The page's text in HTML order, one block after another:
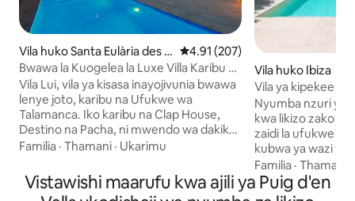
Vila huko Santa Eulària des Ri
u
Ukadiriaji wa wastani wa 4.91
4.91 (207)
Bwawa la Kuogelea la Luxe Villa Karibu na
Ufukwe na Mji wa Ibiza
Vila Lui, vila ya kisasa inayojivunia bwawa
lenye joto, karibu na Ufukwe wa
Talamanca. Iko karibu na Clap House,
Destino na Pacha, ni mwendo wa dakika
5 tu kwa gari kwenda jiji la Ibiza. Furahia
Televisheni mahiri na mabafu ya
chumbani katika kila chumba, pamoja na
Familia · Thamani · Ukarimu
Vila huko Ibiza
Vila ya kipekee
D’en Bossa
Nyumba nzuri ya
kwa likizo zako
zaidi la ufukwe wa Bossa na sehemu
kubwa ya wazi ya
jipya kabisa,
mitende ya kijani
hutaki kukodi
Familia ·Thamani
Vistawishi maarufu kwa ajili ya Puig d'en